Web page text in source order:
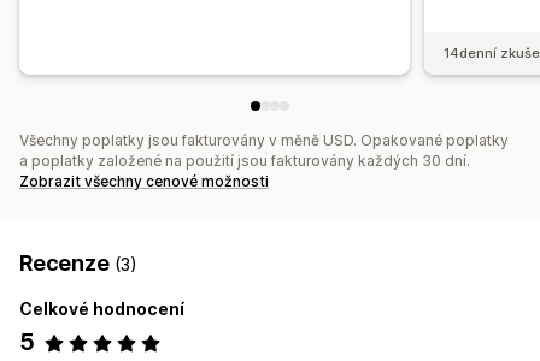
Vykazování
14denní
Všechny poplatky jsou fakturovány v měně USD. Opakované poplatky
a poplatky založené na použití jsou fakturovány každých 30 dní.
Zobrazit všechny cenové možnosti
Recenze (3)
Celkové hodnocení
5